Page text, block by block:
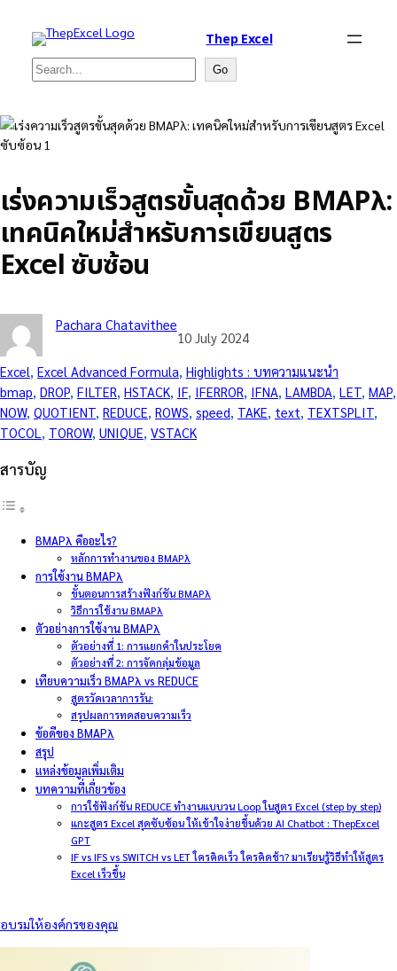
Thep Excel
Search Go
เร่งความเร็วสูตรขั้นสุดด้วย BMAPλ:
เทคนิคใหม่สำหรับการเขียนสูตร
Excel ซับซ้อน
Pachara Chatavithee
10 July 2024
Excel, Excel Advanced Formula, Highlights : บทความแนะนำ
bmap, DROP, FILTER, HSTACK, IF, IFERROR, IFNA, LAMBDA, LET, MAP
NOW, QUOTIENT, REDUCE, ROWS, speed, TAKE, text, TEXTSPLIT
TOCOL , TOROW, UNIQUE, VSTACK
สารบัญ
BMAPλ คืออะไร?
หลักการทำงานของ BMAPλ
การใช้งาน BMAPλ
ขั้นตอนการสร้างฟังก์ชัน BMAPλ
วิธีการใช้งาน BMAPλ
ตัวอย่างการใช้งาน BMAPλ
ตัวอย่างที่ 1: การแยกคำในประโยค
ตัวอย่างที่ 2: การจัดกลุ่มข้อมูล
เทียบความเร็ว BMAPλ vs REDUCE
สูตรวัดเวลาการรัน:
สรุปผลการทดสอบความเร็ว
ข้อดีของ BMAPλ
สรุป
แหล่งข้อมูลเพิ่มเติม
บทความที่เกี่ยวข้อง
การใช้ฟังก์ชัน REDUCE ทำงานแบบวน Loop ในสูตร Excel (step by step)
แกะสูตร Excel สุดซับซ้อน ให้เข้าใจง่ายขึ้นด้วย AI Chatbot : ThepExcel
GPT
IF vs IFS vs SWITCH vs LET ใครคิดเร็ว ใครคิดช้า? มาเรียนรู้วิธีทำให้สูตร
Excel เร็วขึ้น
อบรมให้องค์กรของคุณ